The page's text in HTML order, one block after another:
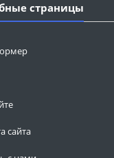
страницы
сайта